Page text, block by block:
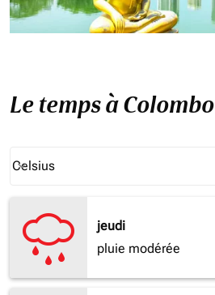
Le temps à Colombo
Celsius
keyboard_arrow_down
jeudi
pluie modérée